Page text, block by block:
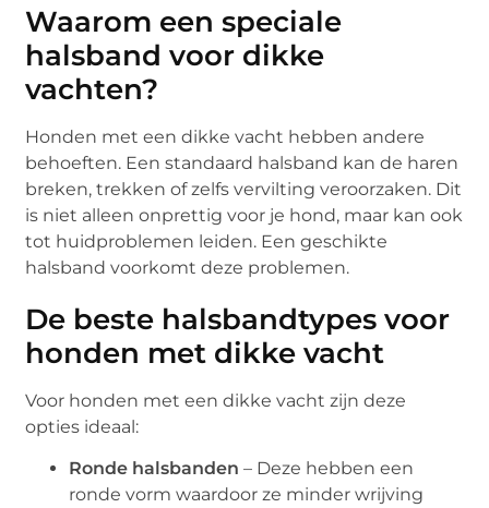
Waarom een speciale
halsband voor dikke
vachten?
Honden met een dikke vacht hebben andere
behoeften. Een standaard halsband kan de haren
breken, trekken of zelfs vervilting veroorzaken. Dit
is niet alleen onprettig voor je hond, maar kan ook
tot huidproblemen leiden. Een geschikte
halsband voorkomt deze problemen.
De beste halsbandtypes voor
honden met dikke vacht
Voor honden met een dikke vacht zijn deze
opties ideaal:
Ronde halsbanden – Deze hebben een
ronde vorm waardoor ze minder wrijving